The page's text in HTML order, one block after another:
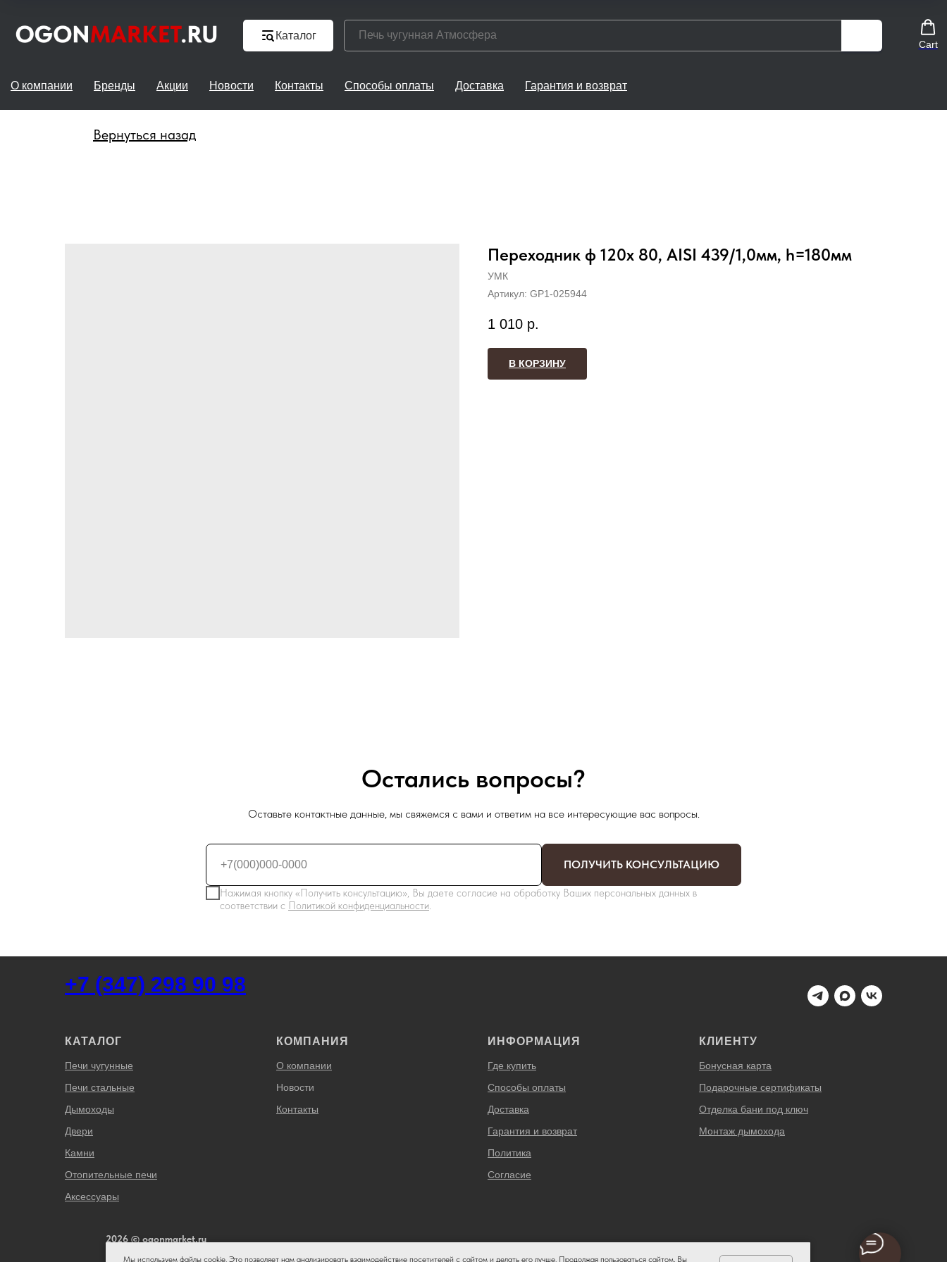
Каталог
Cart
О компании Бренды Акции Новости Контакты Способы оплаты Доставка Гарантия и возврат
Вернуться назад
Переходник ф 120х 80, AISI 439/1,0мм, h=180мм
УМК
Артикул: GP1-025944
1 010 р.
В КОРЗИНУ
Мы используем файлы cookie. Это позволяет нам анализировать взаимодействие посетителей с сайтом и делать его лучше. Продолжая пользоваться сайтом, Вы
Остались вопросы?
Оставьте контактные данные, мы свяжемся с вами и ответим на все интересующие вас вопросы.
Нажимая кнопку «Получить консультацию», Вы даете согласие на обработку Ваших персональных данных в
соответствии с Политикой конфиденциальности.
ПОЛУЧИТЬ КОНСУЛЬТАЦИЮ
+7 (347) 298 90 98
КАТАЛОГ
Печи чугунные
Печи стальные
Дымоходы
Двери
Камни
Отопительные печи
Аксессуары
КОМПАНИЯ
О компании
Новости
Контакты
ИНФОРМАЦИЯ
Где купить
Способы оплаты
Доставка
Гарантия и возврат
Политика
Согласие
КЛИЕНТУ
Бонусная карта
Подарочные сертификаты
Отделка бани под ключ
Монтаж дымохода
2026 © ogonmarket.ru